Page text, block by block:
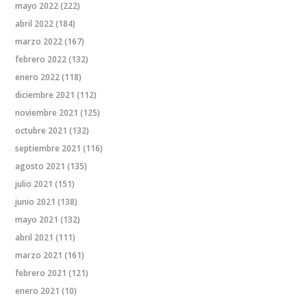
mayo 2022(222)
abril 2022(184)
marzo 2022(167)
febrero 2022(132)
enero 2022(118)
diciembre 2021 (112)
noviembre 2021 (125)
octubre 2021 (132)
septiembre 2021 (116)
agosto 2021 (135)
julio 2021 (151)
junio 2021 (138)
mayo 2021 (132)
abril 2021 (111)
marzo 2021 (161)
febrero 2021 (121)
enero 2021 (10)